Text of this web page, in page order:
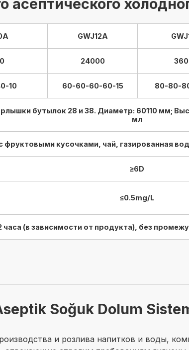
GWJ12A
24000
10 60-60-60-60-15 80-80-
бутылок 28 и 38. Диаметр: 60110 мм;
мл
фруктовыми кусочками, чай, газированная
≥6D
≤0.5mg/L
часа (в зависимости от продукта), без
Soğuk Dolum
и розлива напитков и воды,